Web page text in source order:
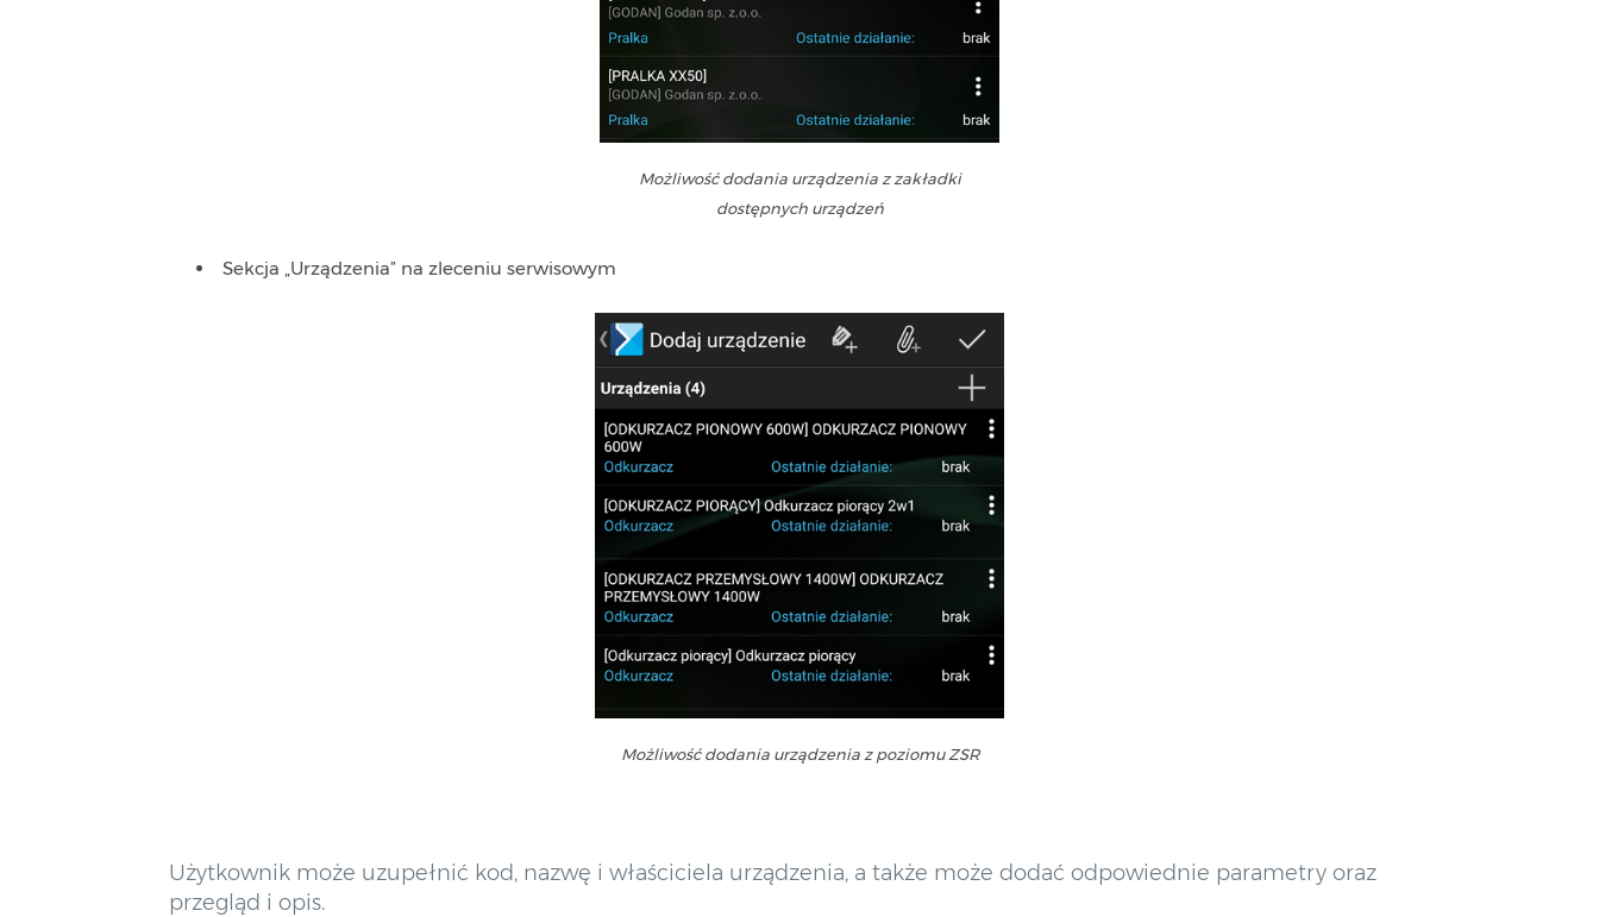
Możliwość dodania urządzenia z zakładki
dostępnych urządzeń
Sekcja „Urządzenia” na zleceniu serwisowym
Możliwość dodania urządzenia z poziomu ZSR
Użytkownik może uzupełnić kod, nazwę i właściciela urządzenia, a także może dodać odpowiednie parametry oraz
przegląd i opis.